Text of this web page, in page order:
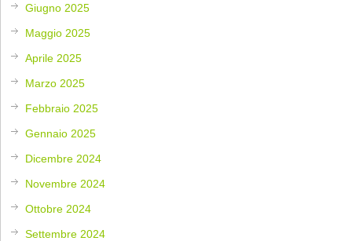
Giugno 2025
Maggio 2025
Aprile 2025
Marzo 2025
Febbraio 2025
Gennaio 2025
Dicembre 2024
Novembre 2024
Ottobre 2024
Settembre 2024